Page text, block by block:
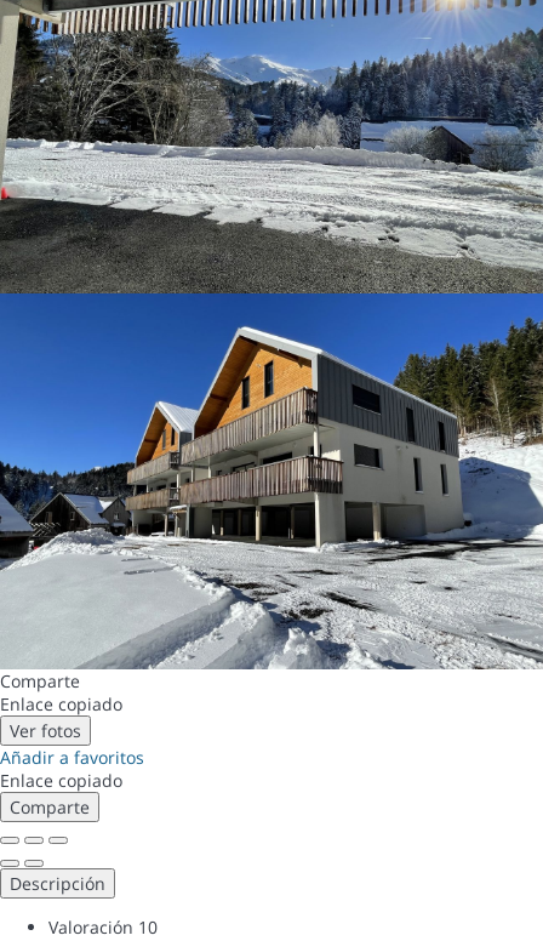
Comparte
Enlace copiado
Ver fotos
Añadir a favoritos
Enlace copiado
Comparte
Descripción
Valoración 10